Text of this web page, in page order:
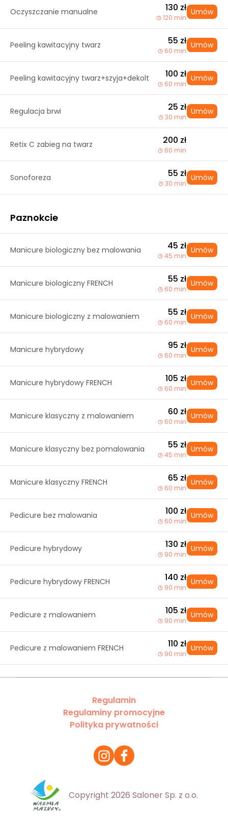
Oczyszczanie manualne 130 zł
120 min
Umów
Peeling kawitacyjny twarz 55 zł
60 min
Umów
Peeling kawitacyjny twarz+szyja+dekolt 100 zł
60 min
Umów
Regulacja brwi 25 zł
30 min
Umów
Retix C zabieg na twarz 200 zł
60 min
Sonoforeza 55 zł
30 min
Umów
Paznokcie
Manicure biologiczny bez malowania 45 zł
45 min
Umów
Manicure biologiczny FRENCH 55 zł
60 min
Umów
Manicure biologiczny z malowaniem 55 zł
60 min
Umów
Manicure hybrydowy 95 zł
60 min
Umów
Manicure hybrydowy FRENCH 105 zł
60 min
Umów
Manicure klasyczny z malowaniem 60 zł
60 min
Umów
Manicure klasyczny bez pomalowania 55 zł
45 min
Umów
Manicure klasyczny FRENCH 65 zł
60 min
Umów
Pedicure bez malowania 100 zł
60 min
Umów
Pedicure hybrydowy 130 zł
90 min
Umów
Pedicure hybrydowy FRENCH 140 zł
90 min
Umów
Pedicure z malowaniem 105 zł
90 min
Umów
Pedicure z malowaniem FRENCH 110 zł
90 min
Umów
Regulamin
Regulaminy promocyjne
Polityka prywatności
Copyright 2026 Saloner Sp. z o.o.